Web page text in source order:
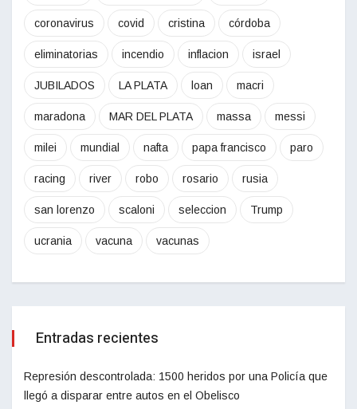
coronavirus covid cristina córdoba
eliminatorias incendio inflacion israel
JUBILADOS LA PLATA loan macri
maradona MAR DEL PLATA massa messi
milei mundial nafta papa francisco paro
racing river robo rosario rusia
san lorenzo scaloni seleccion Trump
ucrania vacuna vacunas
Entradas recientes
Represión descontrolada: 1500 heridos por una Policía que
llegó a disparar entre autos en el Obelisco